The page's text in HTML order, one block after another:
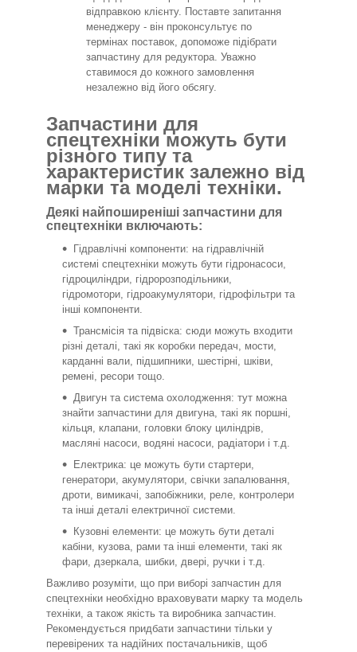
відправкою клієнту. Поставте запитання
менеджеру - він проконсультує по
термінах поставок, допоможе підібрати
запчастину для редуктора. Уважно
ставимося до кожного замовлення
незалежно від його обсягу.
Запчастини для
спецтехніки можуть бути
різного типу та
характеристик залежно від
марки та моделі техніки.
Деякі найпоширеніші запчастини для
спецтехніки включають:
Гідравлічні компоненти: на гідравлічній
системі спецтехніки можуть бути гідронасоси,
гідроциліндри, гідророзподільники,
гідромотори, гідроакумулятори, гідрофільтри та
інші компоненти.
Трансмісія та підвіска: сюди можуть входити
різні деталі, такі як коробки передач, мости,
карданні вали, підшипники, шестірні, шківи,
ремені, ресори тощо.
Двигун та система охолодження: тут можна
знайти запчастини для двигуна, такі як поршні,
кільця, клапани, головки блоку циліндрів,
масляні насоси, водяні насоси, радіатори і т.д.
Електрика: це можуть бути стартери,
генератори, акумулятори, свічки запалювання,
дроти, вимикачі, запобіжники, реле, контролери
та інші деталі електричної системи.
Кузовні елементи: це можуть бути деталі
кабіни, кузова, рами та інші елементи, такі як
фари, дзеркала, шибки, двері, ручки і т.д.
Важливо розуміти, що при виборі запчастин для
спецтехніки необхідно враховувати марку та модель
техніки, а також якість та виробника запчастин.
Рекомендується придбати запчастини тільки у
перевірених та надійних постачальників, щоб